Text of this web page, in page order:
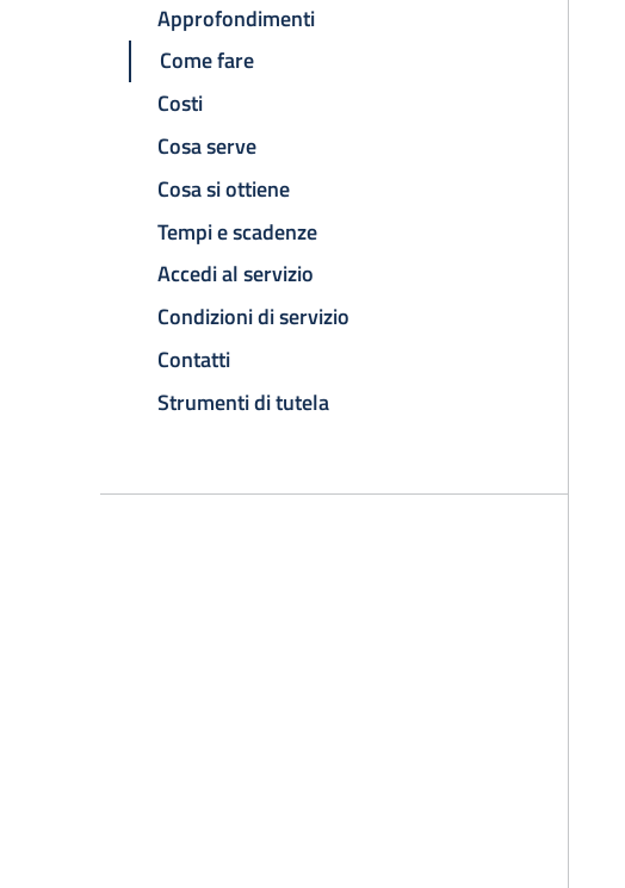
Approfondimenti
Come fare
Costi
Cosa serve
Cosa si ottiene
Tempi e scadenze
Accedi al servizio
Condizioni di servizio
Contatti
Strumenti di tutela